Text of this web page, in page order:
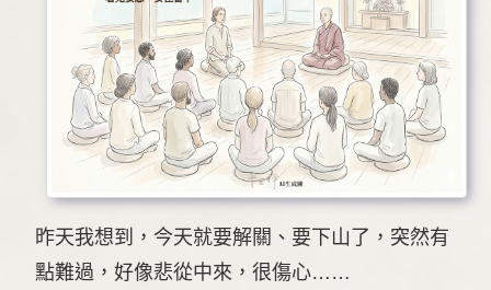
昨天我想到，今天就要解關、要下山了，突然有
點難過，好像悲從中來，很傷心……